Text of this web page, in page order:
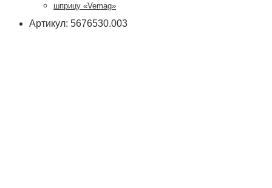
шприцу «Vemag»
Артикул: 5676530.003